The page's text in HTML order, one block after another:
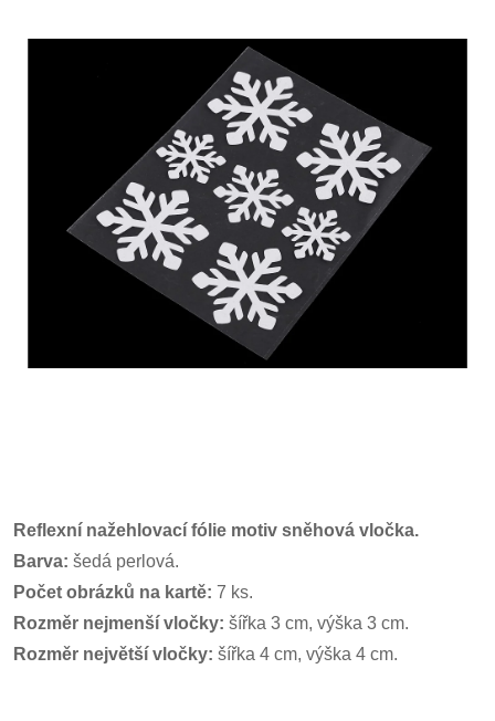
Reflexní nažehlovací fólie motiv sněhová vločka.
Barva: šedá perlová.
Počet obrázků na kartě: 7 ks.
Rozměr nejmenší vločky: šířka 3 cm, výška 3 cm.
Rozměr největší vločky: šířka 4 cm, výška 4 cm.